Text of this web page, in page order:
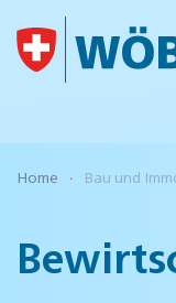
Skip to main
Home Bau und